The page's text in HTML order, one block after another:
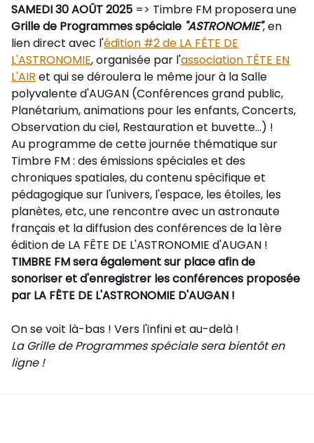
SAMEDI 30 AOÛT 2025 => Timbre FM proposera une
Grille de Programmes spéciale "ASTRONOMIE", en
lien direct avec l'édition #2 de LA FÊTE DE
L'ASTRONOMIE, organisée par l'association TÊTE EN
L'AIR et qui se déroulera le même jour à la Salle
polyvalente d'AUGAN (Conférences grand public,
Planétarium, animations pour les enfants, Concerts,
Observation du ciel, Restauration et buvette...) !
Au programme de cette journée thématique sur
Timbre FM : des émissions spéciales et des
chroniques spatiales, du contenu spécifique et
pédagogique sur l'univers, l'espace, les étoiles, les
planètes, etc, une rencontre avec un astronaute
français et la diffusion des conférences de la 1ère
édition de LA FÊTE DE L'ASTRONOMIE d'AUGAN !
TIMBRE FM sera également sur place afin de
sonoriser et d'enregistrer les conférences proposée
par LA FÊTE DE L'ASTRONOMIE D'AUGAN !
On se voit là-bas ! Vers l'infini et au-delà !
La Grille de Programmes spéciale sera bientôt en
ligne !